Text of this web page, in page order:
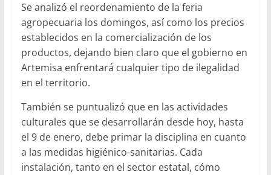
Se analizó el reordenamiento de la feria
agropecuaria los domingos, así como los precios
establecidos en la comercialización de los
productos, dejando bien claro que el gobierno en
Artemisa enfrentará cualquier tipo de ilegalidad
en el territorio.
También se puntualizó que en las actividades
culturales que se desarrollarán desde hoy, hasta
el 9 de enero, debe primar la disciplina en cuanto
a las medidas higiénico-sanitarias. Cada
instalación, tanto en el sector estatal, cómo